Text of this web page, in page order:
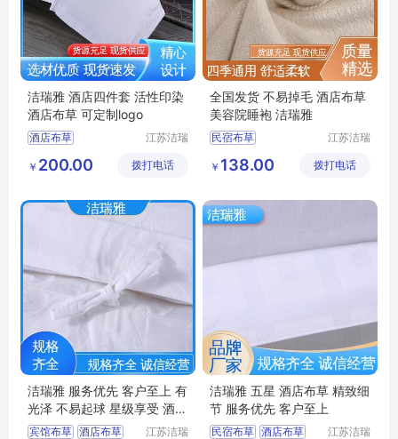
洁瑞雅 酒店四件套 活性印染
酒店布草 可定制logo
酒店布草
酒店床上用品
民宿布草
江苏洁瑞
有限公司
￥ 200.00 拨打电话
全国发货 不易掉毛 酒店布草
美容院睡袍 洁瑞雅
民宿布草
客房布草 酒店睡袍
江苏洁瑞
有限公司
￥ 138.00 拨打电话
洁瑞雅 服务优先 客户至上 有
光泽 不易起球 星级享受 酒店
布草
宾馆布草 酒店布草
江苏洁瑞
洁瑞雅 五星 酒店布草 精致细
节 服务优先 客户至上
民宿布草 酒店布草
江苏洁瑞